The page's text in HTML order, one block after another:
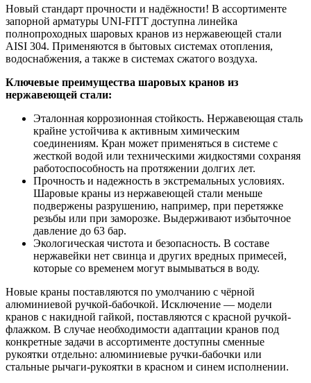
Новый стандарт прочности и надёжности! В ассортименте
запорной арматуры UNI-FITT доступна линейка
полнопроходных шаровых кранов из нержавеющей стали
AISI 304. Применяются в бытовых системах отопления,
водоснабжения, а также в системах сжатого воздуха.
Ключевые преимущества шаровых кранов из
нержавеющей стали:
Эталонная коррозионная стойкость. Нержавеющая сталь
крайне устойчива к активным химическим
соединениям. Кран может применяться в системе с
жесткой водой или техническими жидкостями сохраняя
работоспособность на протяжении долгих лет.
Прочность и надежность в экстремальных условиях.
Шаровые краны из нержавеющей стали меньше
подвержены разрушению, например, при перетяжке
резьбы или при заморозке. Выдерживают избыточное
давление до 63 бар.
Экологическая чистота и безопасность. В составе
нержавейки нет свинца и других вредных примесей,
которые со временем могут вымываться в воду.
Новые краны поставляются по умолчанию с чёрной
алюминиевой ручкой-бабочкой. Исключение — модели
кранов с накидной гайкой, поставляются с красной ручкой-
флажком. В случае необходимости адаптации кранов под
конкретные задачи в ассортименте доступны сменные
рукоятки отдельно: алюминиевые ручки-бабочки или
стальные рычаги-рукоятки в красном и синем исполнении.